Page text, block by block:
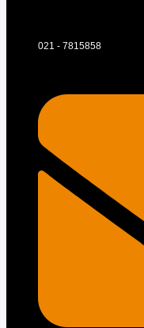
021 - 7815858